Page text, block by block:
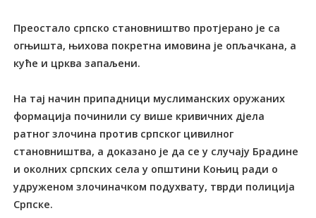
Преостало српско становништво протјерано је са
огњишта, њихова покретна имовина је опљачкана, а
куће и црква запаљени.
На тај начин припадници муслиманских оружаних
формација починили су више кривичних дјела
ратног злочина против српског цивилног
становништва, а доказано је да се у случају Брадине
и околних српских села у општини Коњиц ради о
удруженом злочиначком подухвату, тврди полиција
Српске.